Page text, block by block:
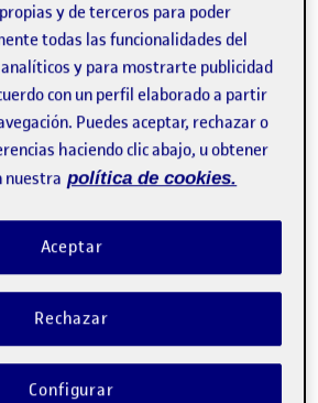
INTERACCIÓN TANGIBLE. FOCUS
conectadopara publicar un
tangible
Jimenez
publicación
-comentarioen PEC3 Interacción tangible
propias y de terceros para poder
todas las funcionalidades del
y para mostrarte publicidad
con un perfil elaborado a partir
Puedes aceptar, rechazar o
haciendo clic abajo, u obtener
nuestra política de cookies.
Rechazar
Aceptar
Configurar